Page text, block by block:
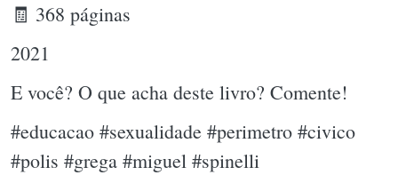
🧾 368 páginas
2021
E você? O que acha deste livro? Comente!
#educacao #sexualidade #perimetro #civico
#polis #grega #miguel #spinelli